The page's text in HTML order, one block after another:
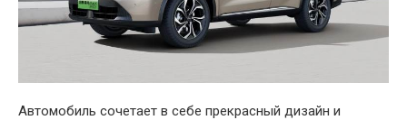
Автомобиль сочетает в себе прекрасный дизайн и